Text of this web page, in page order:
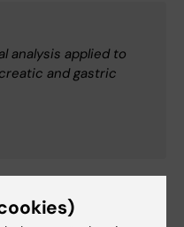
analysis applied to
and gastric